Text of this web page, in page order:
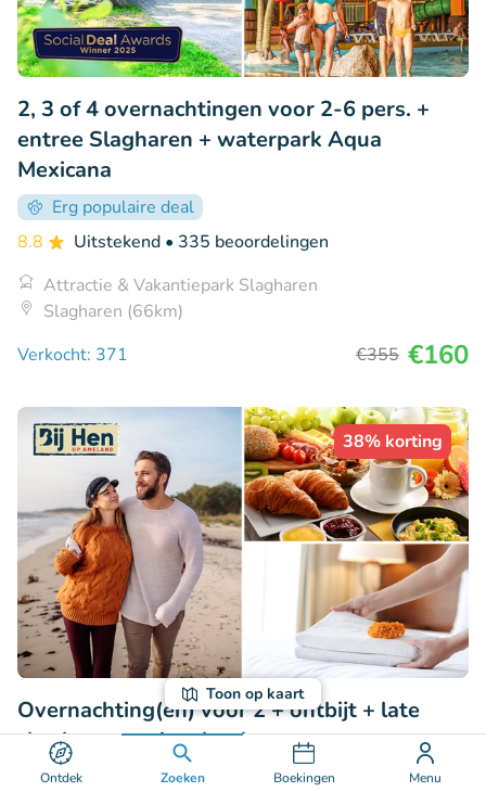
Ontdek Zoeken Boekingen Menu
Toon op kaart
2, 3 of 4 overnachtingen voor 2-6 pers. +
entree Slagharen + waterpark Aqua
Mexicana
Erg populaire deal
8.8
Uitstekend • 335 beoordelingen
Attractie & Vakantiepark Slagharen
Slagharen (66km)
Verkocht: 371
€355 €160
38% korting
Overnachting(en) voor 2 + ontbijt + late
check-out op Ameland
9.7 Perfect • 60 beoordelingen